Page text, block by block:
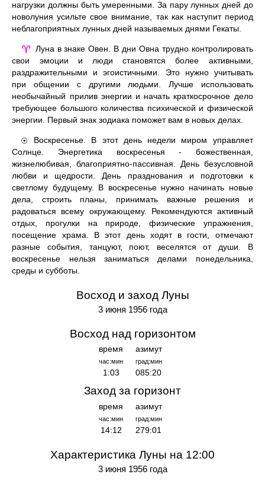
нагрузки должны быть умеренными. За пару лунных дней до
новолуния усильте свое внимание, так как наступит период
неблагоприятных лунных дней называемых днями Гекаты.
♈
Луна в знаке Овен. В дни Овна трудно контролировать
свои эмоции и люди становятся более активными,
раздражительными и эгоистичными. Это нужно учитывать
при общении с другими людьми. Лучше использовать
необычайный прилив энергии и начать краткосрочное дело
требующее большого количества психической и физической
энергии. Первый знак зодиака поможет вам в новых делах.
☉
Воскресенье. В этот день недели миром управляет
Солнце. Энергетика воскресенья - божественная,
жизнелюбивая, благоприятно-пассивная. День безусловной
любви и щедрости. День празднования и подготовки к
светлому будущему. В воскресенье нужно начинать новые
дела, строить планы, принимать важные решения и
радоваться всему окружающему. Рекомендуются активный
отдых, прогулки на природе, физические упражнения,
посещение храма. В этот день ходят в гости, отмечают
разные события, танцуют, поют, веселятся от души. В
воскресенье нельзя заниматься делами понедельника,
среды и субботы.
Восход и заход Луны
3 июня 1956 года
Восход над горизонтом
время
час:мин
1:03
азимут
град:мин
085:20
Заход за горизонт
время
час:мин
14:12
азимут
град:мин
279:01
Характеристика Луны на 12:00
3 июня 1956 года